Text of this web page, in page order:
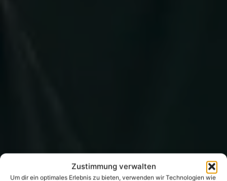
Zustimmung verwalten
Um dir ein optimales Erlebnis zu bieten, verwenden wir Technologien wie